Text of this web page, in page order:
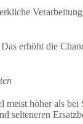
erhöht die
höher als
selteneren